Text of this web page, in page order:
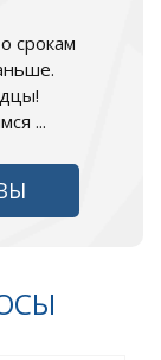
срокам
...